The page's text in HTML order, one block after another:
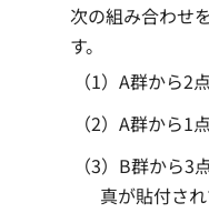
次の組み合わせ
す。
（1）A群から2点
（2）A群から1
（3）B群から
真が貼付さ